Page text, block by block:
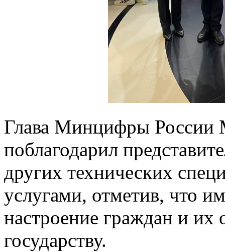
Глава Минцифры России
поблагодарил
других технических
услугами, отметив, что
настроение граждан и их
государству.